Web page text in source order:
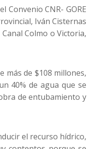
CNR- GORE
Iván Cisternas
Colmo o Victoria,
más de $108 millones,
40% de agua que se
de entubamiento y
el recurso hídrico,